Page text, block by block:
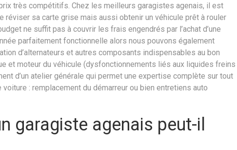
très compétitifs. Chez les meilleurs garagistes agenais, il est
réviser sa carte grise mais aussi obtenir un véhicule prêt à rouler
ne suffit pas à couvrir les frais engendrés par l’achat d’une
parfaitement fonctionnelle alors nous pouvons également
d’alternateurs et autres composants indispensables au bon
et moteur du véhicule (dysfonctionnements liés aux liquides freins
d’un atelier générale qui permet une expertise complète sur tout
: remplacement du démarreur ou bien entretiens auto
garagiste agenais peut-il